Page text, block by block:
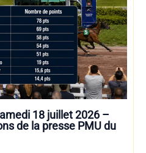
18 juillet 2026 –
de la presse PMU du